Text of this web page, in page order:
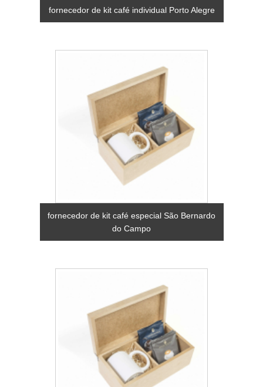
fornecedor de kit café individual Porto Alegre
fornecedor de kit café especial São Bernardo
do Campo